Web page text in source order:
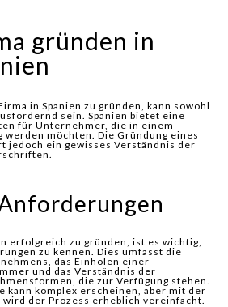
gründen in
in Spanien zu gründen, kann sowohl
sein. Spanien bietet eine
für Unternehmer, die in einem
werden möchten. Die Gründung eines
jedoch ein gewisses Verständnis der
erfolgreich zu gründen, ist es wichtig,
zu kennen. Dies umfasst die
das Einholen einer
und das Verständnis der
die zur Verfügung stehen.
kann komplex erscheinen, aber mit der
der Prozess erheblich vereinfacht.